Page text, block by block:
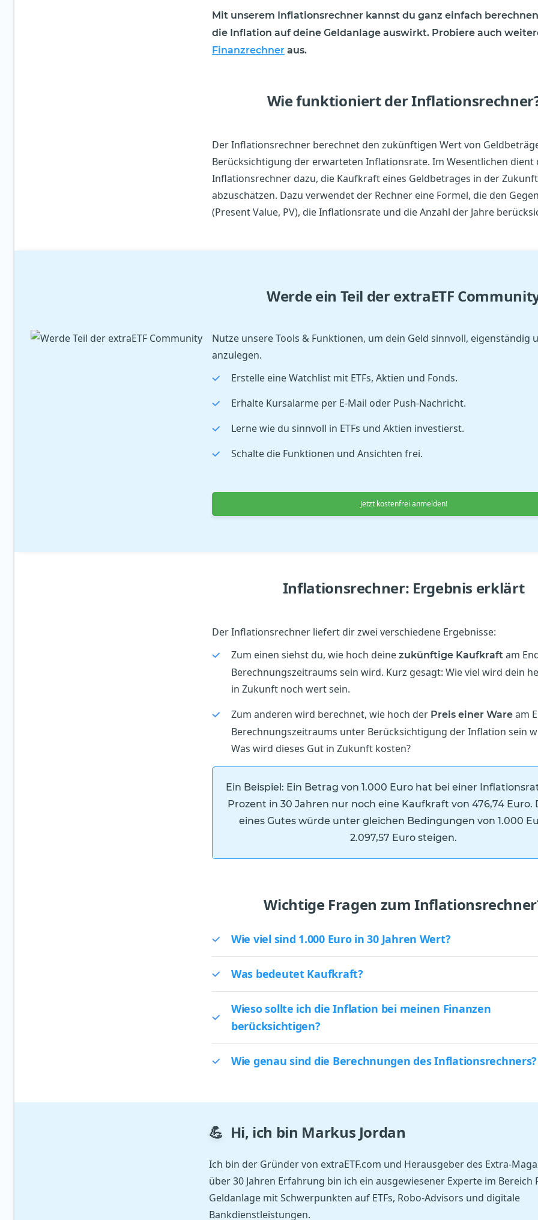
Mit unserem Inflationsrechner kannst du ganz einfach
die Inflation auf deine Geldanlage auswirkt. Probiere auch
Finanzrechner aus.
Wie funktioniert der
Der Inflationsrechner berechnet den zukünftigen Wert von
Berücksichtigung der erwarteten Inflationsrate. Im Wesentlichen dient
Inflationsrechner dazu, die Kaufkraft eines Geldbetrages in der Zukunft
abzuschätzen. Dazu verwendet der Rechner eine Formel, die den
(Present Value, PV), die Inflationsrate und die Anzahl der Jahre
Werde ein Teil der extraETF
Nutze unsere Tools & Funktionen, um dein Geld sinnvoll, eigenständig
anzulegen.
Erstelle eine Watchlist mit ETFs, Aktien und Fonds.
Erhalte Kursalarme per E-Mail oder Push-Nachricht.
Lerne wie du sinnvoll in ETFs und Aktien investierst.
Schalte die Funktionen und Ansichten frei.
Jetzt kostenfrei anmelden!
Inflationsrechner: Ergebnis erklärt
Der Inflationsrechner liefert dir zwei verschiedene Ergebnisse:
Zum einen siehst du, wie hoch deine zukünftige Kaufkraft am
Berechnungszeitraums sein wird. Kurz gesagt: Wie viel wird dein
in Zukunft noch wert sein.
Zum anderen wird berechnet, wie hoch der Preis einer Ware am
Berechnungszeitraums unter Berücksichtigung der Inflation sein
Was wird dieses Gut in Zukunft kosten?
Ein Beispiel: Ein Betrag von 1.000 Euro hat bei einer
Prozent in 30 Jahren nur noch eine Kaufkraft von 476,74 Euro.
eines Gutes würde unter gleichen Bedingungen von 1.000
2.097,57 Euro steigen.
Wichtige Fragen zum
Wie viel sind 1.000 Euro in 30 Jahren Wert?
Was bedeutet Kaufkraft?
Wieso sollte ich die Inflation bei meinen Finanzen
berücksichtigen?
Wie genau sind die Berechnungen des Inflationsrechners?
💪 Hi, ich bin Markus Jordan
Ich bin der Gründer von extraETF.com und Herausgeber des Extra-
über 30 Jahren Erfahrung bin ich ein ausgewiesener Experte im Bereich
Geldanlage mit Schwerpunkten auf ETFs, Robo-Advisors und digitale
Bankdienstleistungen.